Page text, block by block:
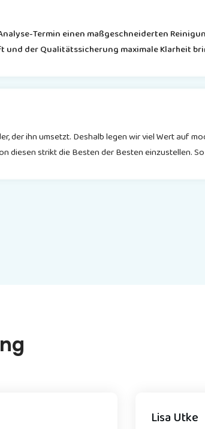
Termin einen maßgeschneiderten
und der Qualitätssicherung maximale Klarheit
der ihn umsetzt. Deshalb legen wir viel Wert auf
diesen strikt die Besten der Besten einzustellen.
Lisa Utke